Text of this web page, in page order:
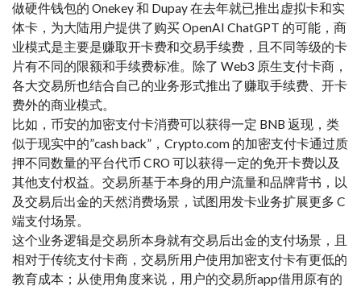
做硬件钱包的 Onekey 和 Dupay 在去年就已推出虚拟卡和实
体卡，为大陆用户提供了购买 OpenAI ChatGPT 的可能，商
业模式是主要是赚取开卡费和交易手续费，且不同等级的卡
片有不同的限额和手续费标准。除了 Web3 原生支付卡商，
各大交易所也结合自己的业务形式推出了赚取手续费、开卡
费外的商业模式。
比如，币安的加密支付卡消费可以获得一定 BNB 返现，类
似于现实中的”cash back”，Crypto.com 的加密支付卡通过质
押不同数量的平台代币 CRO 可以获得一定的免开卡费以及
其他支付权益。交易所基于本身的用户流量和品牌背书，以
及交易后出金的天然消费场景，试图用发卡业务扩展更多 C
端支付场景。
这个业务逻辑是交易所本身就有交易后出金的支付场景，且
相对于传统支付卡商，交易所用户使用加密支付卡有更低的
教育成本；从使用角度来说，用户的交易所app借用原有的